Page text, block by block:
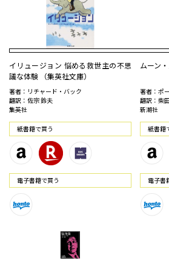
イリュージョン 悩める救世主の不思
議な体験 （集英社文庫）
著者：リチャード・バック
翻訳：佐宗 鈴夫
集英社
紙書籍で買う
電⼦書籍で買う
ムーン
著者：ポ
翻訳：柴
新潮社
紙書籍
電⼦書